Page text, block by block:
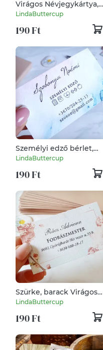
Virágos Névjegykártya,
kozmetikus, fodrász,
körmös, masszőr,
pasztell, púder rózsaszín
LindaButtercup
190 Ft
Személyi edző bérlet,
Névjegykártya,
kozmetikus, fodrász,
körmös, masszőr
LindaButtercup
190 Ft
Szürke, barack Virágos
Névjegykártya,
kozmetikus, fodrász,
körmös, pasztell,
rózsaszín
LindaButtercup
190 Ft